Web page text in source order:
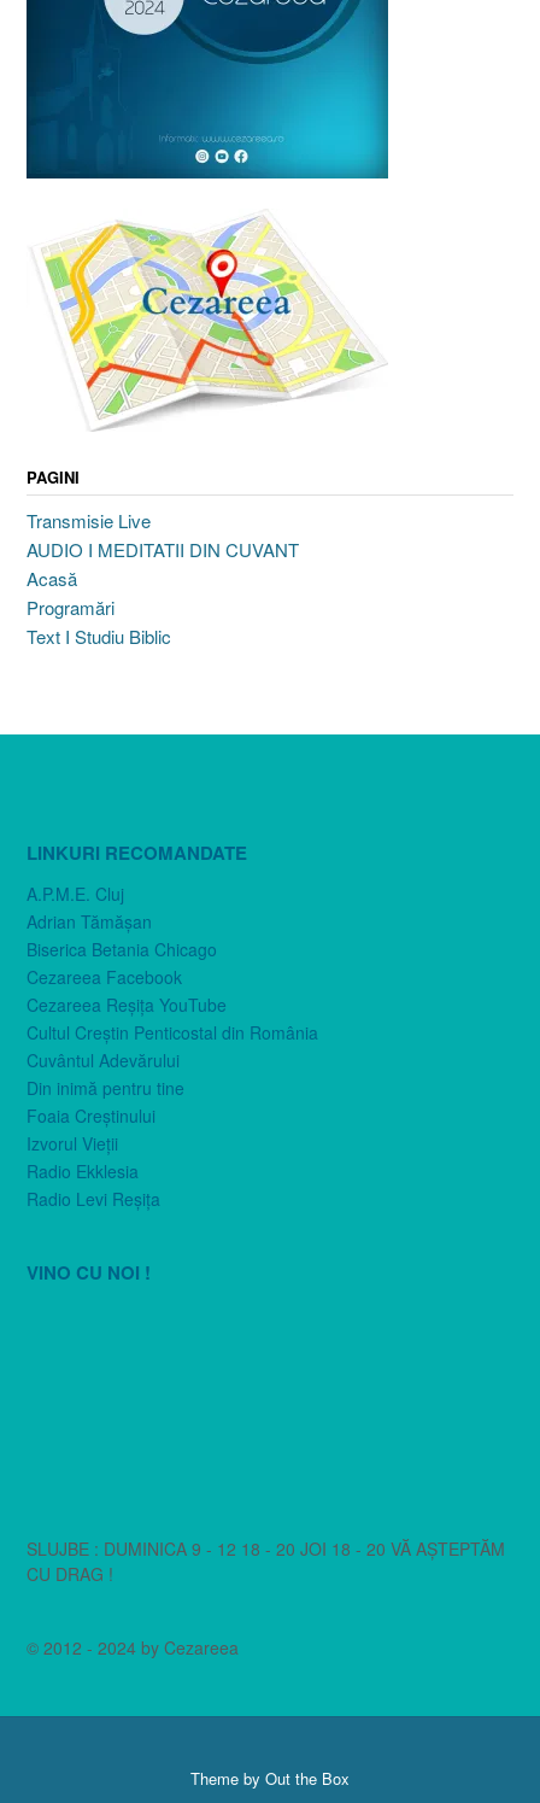
PAGINI
Transmisie Live
AUDIO I MEDITATII DIN CUVANT
Acasă
Programări
Text I Studiu Biblic
LINKURI RECOMANDATE
A.P.M.E. Cluj
Adrian Tămăşan
Biserica Betania Chicago
Cezareea Facebook
Cezareea Reşiţa YouTube
Cultul Creştin Penticostal din România
Cuvântul Adevărului
Din inimă pentru tine
Foaia Creştinului
Izvorul Vieţii
Radio Ekklesia
Radio Levi Reşiţa
VINO CU NOI !
SLUJBE : DUMINICA 9 - 12 18 - 20 JOI 18 - 20 VĂ AȘTEPTĂM
CU DRAG !
© 2012 - 2024 by Cezareea
Theme by Out the Box